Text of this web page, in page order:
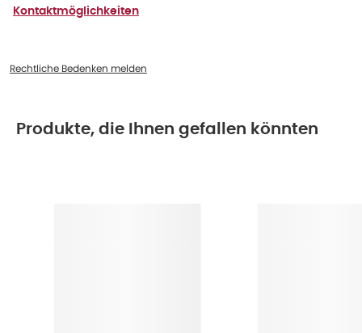
Kontaktmöglichkeiten
Rechtliche Bedenken melden
Produkte, die Ihnen gefallen könnten